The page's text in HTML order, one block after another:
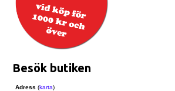
Besök butiken
Adress (karta)